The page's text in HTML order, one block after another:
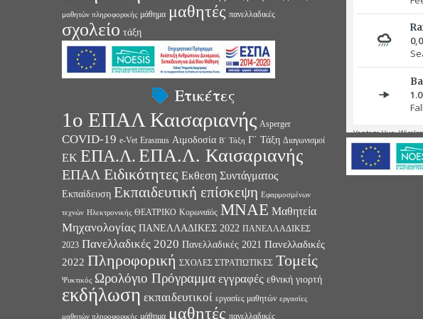
μαθητών πληροφορικής μάθημα μαθητές πανελλαδικές
σχολείο τάξη
Ετικέτες
1ο ΕΠΑΛ Καισαριανής Asperger
COVID-19 e-Vet Erasmus Αιμοδοσία Β΄ Τάξη Γ΄ Τάξη Διαγωνισμοί
ΕΚ ΕΠΑ.Λ.ΕΠΑ.Λ. Καισαριανής
ΕΠΑΛ Ειδικότητες Εκθεση Συντάγματος
Εκπαίδευση Εκπαιδευτική επίσκεψη Εφαρμοσμένων
τεχνών Ηλεκτρονικής ΘΕΑΤΡΙΚΟ Κορωναϊός ΜΝΑΕ Μαθητεία
Μηχανολογίας ΠΑΝΕΛΛΑΔΙΚΕΣ 2022 ΠΑΝΕΛΛΑΔΙΚΕΣ
2023 Πανελλαδικές 2020 Πανελλαδικές 2021 Πανελλαδικές
2022 Πληροφορική ΣΧΟΛΕΣ ΣΤΡΑΤΙΩΤΙΚΕΣ Τομείς
Ψυκτικός Ωρολόγιο Πρόγραμμα εγγραφές εθνική γιορτή
εκδήλωση εκπαιδευτικοί εργασίες μαθητών εργασίες
μαθητών πληροφορικής μάθημα μαθητές πανελλαδικές